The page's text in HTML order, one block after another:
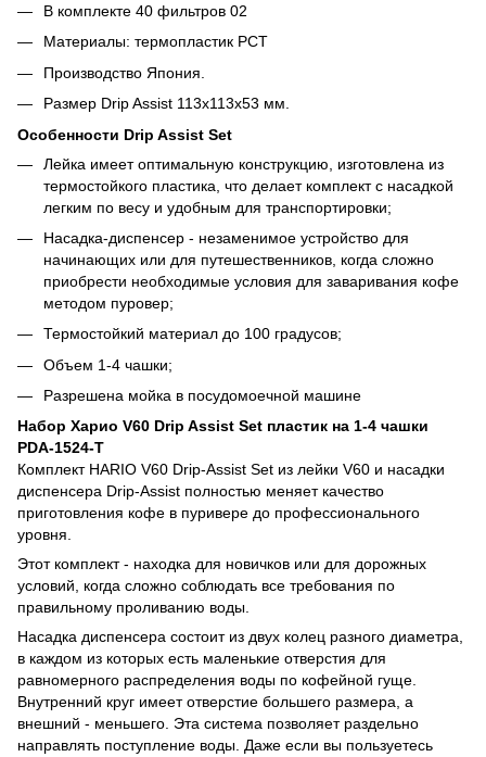
В комплекте 40 фильтров 02
Материалы: термопластик РСТ
Производство Япония.
Размер Drip Assist 113х113х53 мм.
Особенности Drip Assist Set
Лейка имеет оптимальную конструкцию, изготовлена из
термостойкого пластика, что делает комплект с насадкой
легким по весу и удобным для транспортировки;
Насадка-диспенсер - незаменимое устройство для
начинающих или для путешественников, когда сложно
приобрести необходимые условия для заваривания кофе
методом пуровер;
Термостойкий материал до 100 градусов;
Объем 1-4 чашки;
Разрешена мойка в посудомоечной машине
Набор Харио V60 Drip Assist Set пластик на 1-4 чашки
PDA-1524-T
Комплект HARIO V60 Drip-Assist Set из лейки V60 и насадки
диспенсера Drip-Assist полностью меняет качество
приготовления кофе в пуривере до профессионального
уровня.
Этот комплект - находка для новичков или для дорожных
условий, когда сложно соблюдать все требования по
правильному проливанию воды.
Насадка диспенсера состоит из двух колец разного диаметра,
в каждом из которых есть маленькие отверстия для
равномерного распределения воды по кофейной гуще.
Внутренний круг имеет отверстие большего размера, а
внешний - меньшего. Эта система позволяет раздельно
направлять поступление воды. Даже если вы пользуетесь